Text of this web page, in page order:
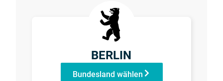
BERLIN
Bundesland wählen